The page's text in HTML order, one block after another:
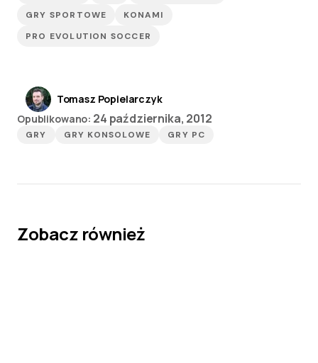
GRY SPORTOWE
KONAMI
PRO EVOLUTION SOCCER
Tomasz Popielarczyk
Opublikowano: 24 października, 2012
GRY GRY KONSOLOWE GRY PC
Zobacz również